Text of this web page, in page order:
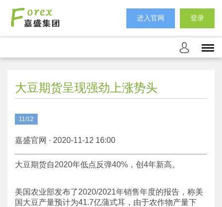
进入官网 登录
大豆期货呈现强劲上涨势头
11/12
嘉盛官网 · 2020-11-12 16:00
大豆期货自2020年低点反弹40%，创4年新高。
美国农业部发布了2020/2021年销售年度的报告，称美
国大豆产量预计为41.7亿蒲式耳，由于农作物产量下